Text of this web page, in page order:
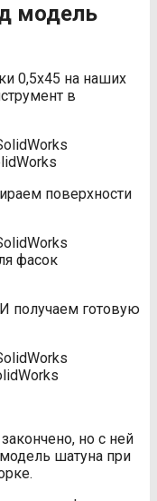
модель
0,5х45 на наших
в
поверхности
фасок
получаем готовую
но с ней
шатуна при